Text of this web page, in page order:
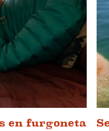
en furgoneta